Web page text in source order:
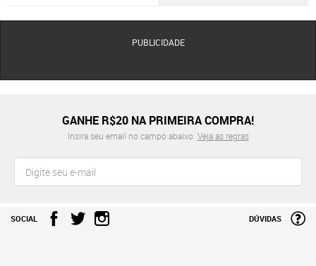
PUBLICIDADE
GANHE R$20 NA PRIMEIRA COMPRA!
Insira seu email no campo abaixo. Veja as regras
SOCIAL DÚVIDAS